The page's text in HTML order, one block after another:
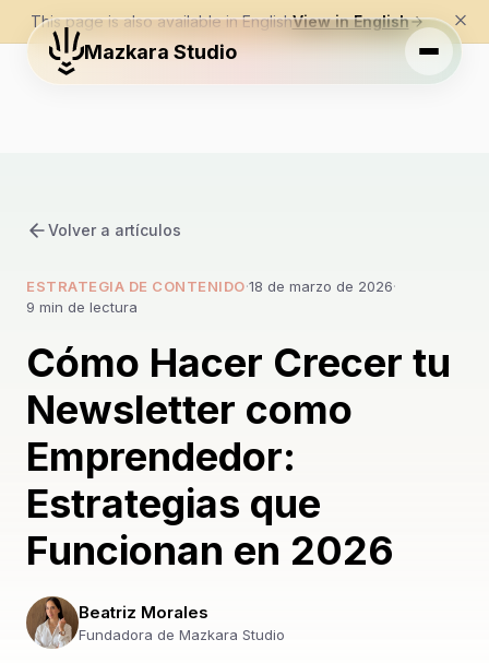
This page is also available in EnglishView in English
Mazkara Studio
Volver a artículos
ESTRATEGIA DE CONTENIDO·18 de marzo de 2026·
9 min de lectura
Cómo Hacer Crecer tu
Newsletter como
Emprendedor:
Estrategias que
Funcionan en 2026
Beatriz Morales
Fundadora de Mazkara Studio